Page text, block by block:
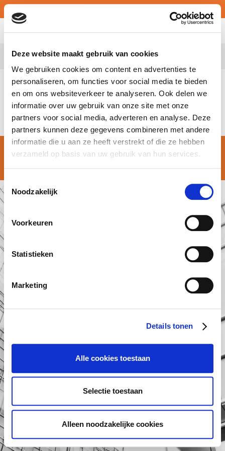
Deze website maakt gebruik van cookies
We gebruiken cookies om content en advertenties te
personaliseren, om functies voor social media te bieden
en om ons websiteverkeer te analyseren. Ook delen we
informatie over uw gebruik van onze site met onze
partners voor social media, adverteren en analyse. Deze
partners kunnen deze gegevens combineren met andere
informatie die u aan ze heeft verstrekt of die ze hebben
verzameld op basis van uw gebruik van hun services.
Toestemmingsselectie
Noodzakelijk
Voorkeuren
Statistieken
Marketing
Details tonen
Alle cookies toestaan
Selectie toestaan
Alleen noodzakelijke cookies
MY ATALIAN
Belgium
Geen resultaten gevonden.
© Atalian Belgium 2026 – Algemene voorwaarden